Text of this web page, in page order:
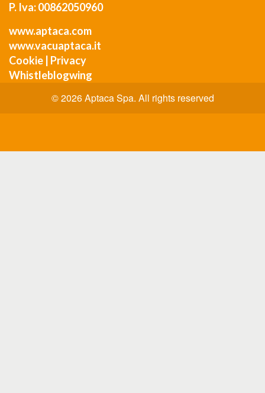
P. Iva: 00862050960
www.aptaca.com
www.vacuaptaca.it
Cookie Privacy
Whistleblogwing
© 2026 Aptaca Spa. All rights reserved